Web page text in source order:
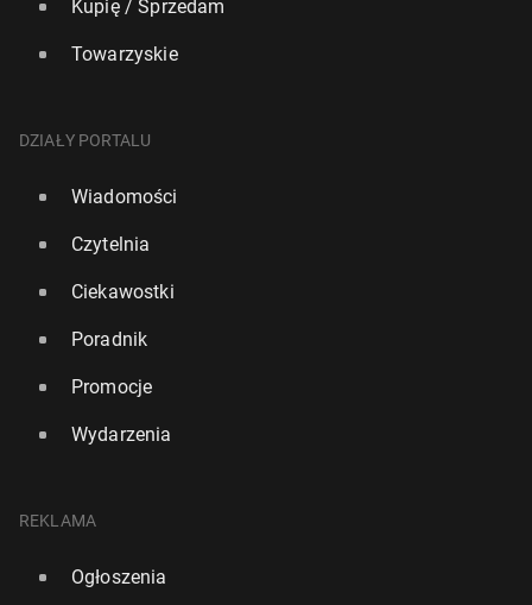
Kupię / Sprzedam
Towarzyskie
DZIAŁY PORTALU
Wiadomości
Czytelnia
Ciekawostki
Poradnik
Promocje
Wydarzenia
REKLAMA
Ogłoszenia